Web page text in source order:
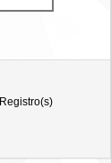
Registro(s)